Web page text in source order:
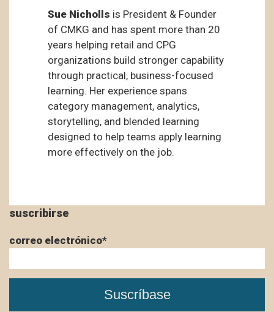
Sue Nicholls is President & Founder
of CMKG and has spent more than 20
years helping retail and CPG
organizations build stronger capability
through practical, business-focused
learning. Her experience spans
category management, analytics,
storytelling, and blended learning
designed to help teams apply learning
more effectively on the job.
suscribirse
correo electrónico*